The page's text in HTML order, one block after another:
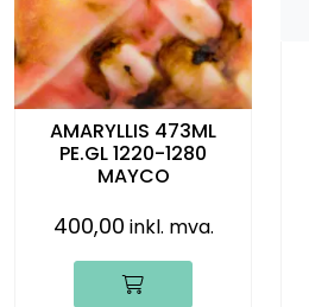
AMARYLLIS 473ML
PE.GL 1220-1280
MAYCO
400,00 inkl. mva.